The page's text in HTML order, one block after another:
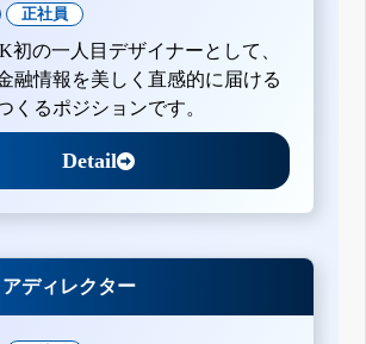
正社員
初の一人目デザイナーとして、
融情報を美しく直感的に届ける
くるポジションです。
Detail
ディレクター